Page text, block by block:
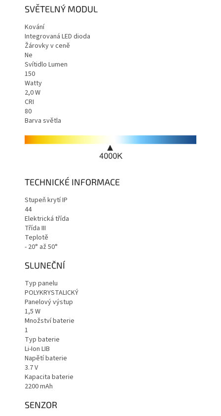
SVĚTELNÝ MODUL
Kování
Integrovaná LED dioda
Žárovky v ceně
Ne
Svítidlo Lumen
150
Watty
2,0W
CRI
80
Barva světla
TECHNICKÉ INFORMACE
Stupeň krytí IP
44
Elektrická třída
Třída III
Teplotě
- 20° až 50°
SLUNEČNÍ
Typ panelu
POLYKRYSTALICKÝ
Panelový výstup
1,5 W
Množství baterie
1
Typ baterie
Li-Ion LIB
Napětí baterie
3.7V
Kapacita baterie
2200mAh
SENZOR